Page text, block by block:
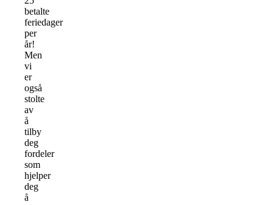
betalte
feriedager
per
år!
Men
vi
er
også
stolte
av
å
tilby
deg
fordeler
som
hjelper
deg
å